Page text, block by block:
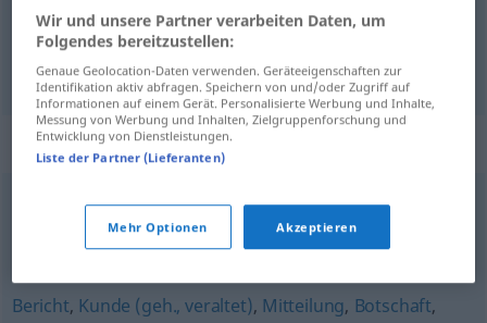
пријава Meldung
вест MeldungNachricht
Synonyme für "Meldung"
Stellungnahme Notiz,Nachricht
Benachrichtigung
Bericht, Kunde (geh., veraltet), Mitteilung, Botschaft,
Wir und unsere Partner verarbeiten Daten, um
Folgendes bereitzustellen:
Genaue Geolocation-Daten verwenden. Geräteeigenschaften zur
Identifikation aktiv abfragen. Speichern von und/oder Zugriff auf
Informationen auf einem Gerät. Personalisierte Werbung und Inhalte,
Messung von Werbung und Inhalten, Zielgruppenforschung und
Entwicklung von Dienstleistungen.
Liste der Partner (Lieferanten)
Mehr Optionen Akzeptieren